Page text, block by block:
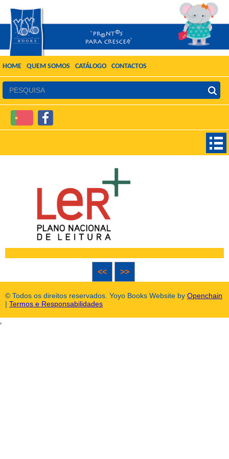
HOME QUEM SOMOS CATÁLOGO CONTACTOS
<< >>
© Todos os direitos reservados. Yoyo Books Website by Openchain
| Termos e Responsabilidades